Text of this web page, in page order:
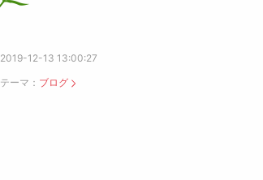
2019-12-13 13:00:27
テーマ： ブログ